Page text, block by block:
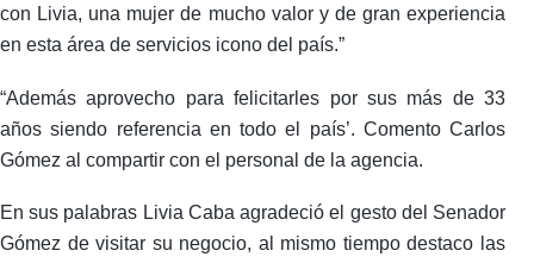
con Livia, una mujer de mucho valor y de gran experiencia
en esta área de servicios icono del país.”
“Además aprovecho para felicitarles por sus más de 33
años siendo referencia en todo el país’. Comento Carlos
Gómez al compartir con el personal de la agencia.
En sus palabras Livia Caba agradeció el gesto del Senador
Gómez de visitar su negocio, al mismo tiempo destaco las